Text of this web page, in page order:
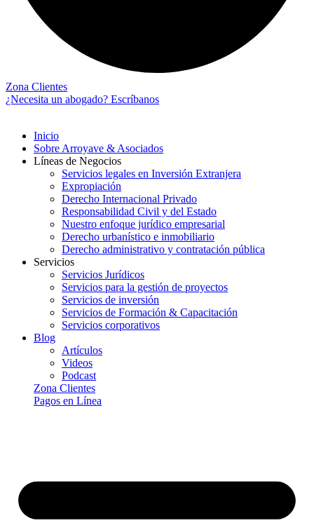
Zona Clientes
¿Necesita un abogado? Escríbanos
Inicio
Sobre Arroyave & Asociados
Líneas de Negocios
Servicios legales en Inversión Extranjera
Expropiación
Derecho Internacional Privado
Responsabilidad Civil y del Estado
Nuestro enfoque jurídico empresarial
Derecho urbanístico e inmobiliario
Derecho administrativo y contratación pública
Servicios
Servicios Jurídicos
Servicios para la gestión de proyectos
Servicios de inversión
Servicios de Formación & Capacitación
Servicios corporativos
Blog
Artículos
Videos
Podcast
Zona Clientes
Pagos en Línea